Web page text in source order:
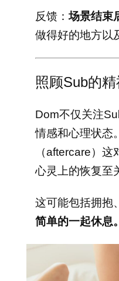
反馈：场景结束
做得好的地方以
照顾Sub的
Dom不仅关注
情感和心理状态
（aftercare）
心灵上的恢复至
这可能包括拥抱、
简单的一起休息。